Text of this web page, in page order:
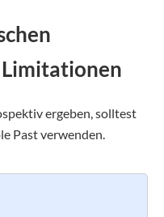
ergeben, solltest
Past verwenden.